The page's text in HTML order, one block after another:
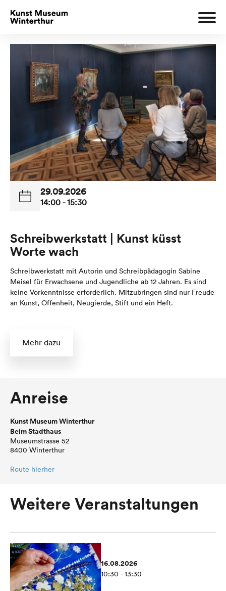
29.09.2026
14:00 - 15:30
Schreibwerkstatt | Kunst küsst
Worte wach
Schreibwerkstatt mit Autorin und Schreibpädagogin Sabine
Meisel für Erwachsene und Jugendliche ab 12 Jahren. Es sind
keine Vorkenntnisse erforderlich. Mitzubringen sind nur Freude
an Kunst, Offenheit, Neugierde, Stift und ein Heft.
Mehr dazu
Anreise
Kunst Museum Winterthur
Beim Stadthaus
Museumstrasse 52
8400 Winterthur
Route hierher
Weitere Veranstaltungen
16.08.2026
10:30 - 13:30